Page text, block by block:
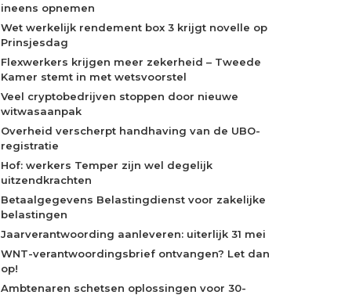
ineens opnemen
Wet werkelijk rendement box 3 krijgt novelle op
Prinsjesdag
Flexwerkers krijgen meer zekerheid – Tweede
Kamer stemt in met wetsvoorstel
Veel cryptobedrijven stoppen door nieuwe
witwasaanpak
Overheid verscherpt handhaving van de UBO-
registratie
Hof: werkers Temper zijn wel degelijk
uitzendkrachten
Betaalgegevens Belastingdienst voor zakelijke
belastingen
Jaarverantwoording aanleveren: uiterlijk 31 mei
WNT-verantwoordingsbrief ontvangen? Let dan
op!
Ambtenaren schetsen oplossingen voor 30-